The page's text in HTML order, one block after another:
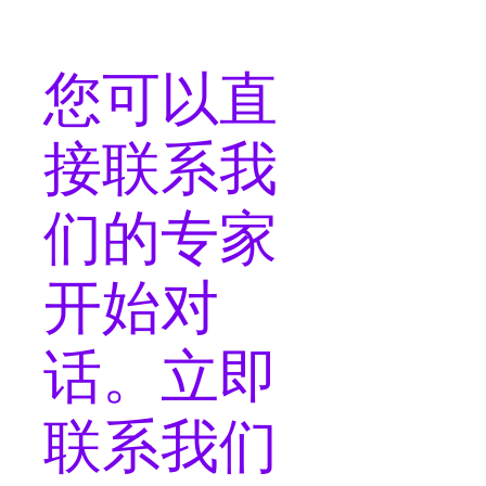
您可以直
接联系我
们的专家
开始对
话。立即
联系我们